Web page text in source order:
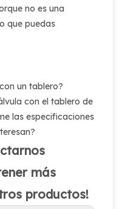
no es una
que puedas
un tablero?
con el tablero de
las especificaciones
más
productos!